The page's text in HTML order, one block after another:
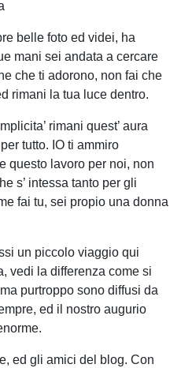
belle foto ed videi, ha
mani sei andata a cercare
che ti adorono, non fai che
rimani la tua luce dentro.
rimani quest’ aura
tutto. IO ti ammiro
questo lavoro per noi, non
s’ intessa tanto per gli
fai tu, sei propio una donna
un piccolo viaggio qui
vedi la differenza come si
purtroppo sono diffusi da
ed il nostro augurio
ed gli amici del blog. Con